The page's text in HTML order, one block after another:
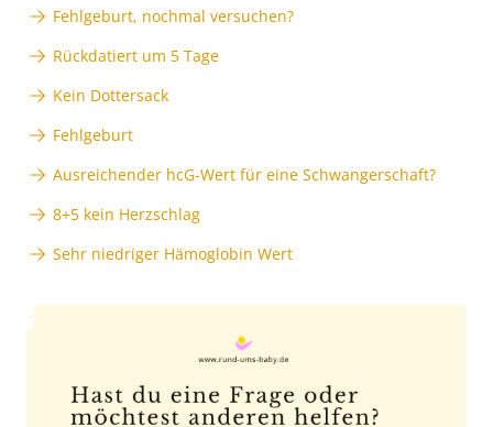
Fehlgeburt, nochmal versuchen?
Rückdatiert um 5 Tage
Kein Dottersack
Fehlgeburt
Ausreichender hcG-Wert für eine Schwangerschaft?
8+5 kein Herzschlag
Sehr niedriger Hämoglobin Wert